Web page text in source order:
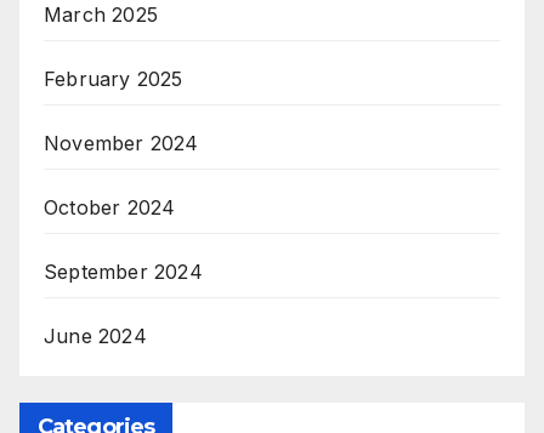
March 2025
February 2025
November 2024
October 2024
September 2024
June 2024
Categories